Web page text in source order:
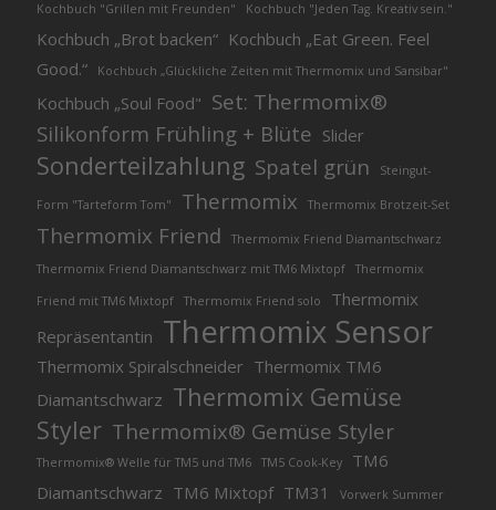
Kochbuch "Grillen mit Freunden"
Kochbuch "Jeden Tag. Kreativ sein."
Kochbuch „Brot backen“ Kochbuch „Eat Green. Feel
Good.“
Kochbuch „Glückliche Zeiten mit Thermomix und Sansibar"
Kochbuch „Soul Food" Set: Thermomix®
Silikonform Frühling + Blüte Slider
Sonderteilzahlung Spatel grün Steingut-
Form "Tarteform Tom" Thermomix Thermomix Brotzeit-Set
Thermomix Friend
Thermomix Friend Diamantschwarz
Thermomix Friend Diamantschwarz mit TM6 Mixtopf
Thermomix
Friend mit TM6 Mixtopf Thermomix Friend solo
Thermomix
Repräsentantin Thermomix Sensor
Thermomix Spiralschneider Thermomix TM6
Diamantschwarz Thermomix Gemüse
Styler Thermomix® Gemüse Styler
Thermomix® Welle für TM5 und TM6 TM5 Cook-Key
TM6
Diamantschwarz TM6 Mixtopf TM31
Vorwerk Summer